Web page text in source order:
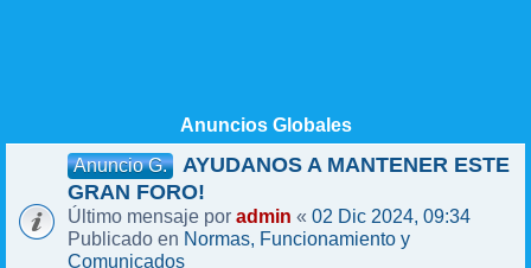
Anuncios Globales
Anuncio G.
AYUDANOS A MANTENER ESTE
GRAN FORO!
Último mensaje por admin « 02 Dic 2024, 09:34
Publicado en Normas, Funcionamiento y
Comunicados